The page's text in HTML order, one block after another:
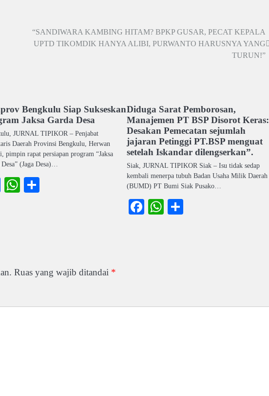
“SANDIWARA KAMBING HITAM? BPKP GUSAR, PECAT KEPALA
UPTD TIKOMDIK HANYA ALIBI, PURWANTO HARUSNYA YANG
TURUN!”
Bengkulu Siap Sukseskan
Jaksa Garda Desa
JURNAL TIPIKOR – Penjabat
Daerah Provinsi Bengkulu, Herwan
pimpin rapat persiapan program “Jaksa
Desa” (Jaga Desa)…
Facebook
WhatsApp
Diduga Sarat Pemborosan,
Manajemen PT BSP Disorot Keras:
Desakan Pemecatan sejumlah
jajaran Petinggi PT.BSP menguat
setelah Iskandar dilengserkan”.
Siak, JURNAL TIPIKOR Siak – Isu tidak sedap
kembali menerpa tubuh Badan Usaha Milik Daerah
(BUMD) PT Bumi Siak Pusako…
Facebook
WhatsApp
Ruas yang wajib ditandai *